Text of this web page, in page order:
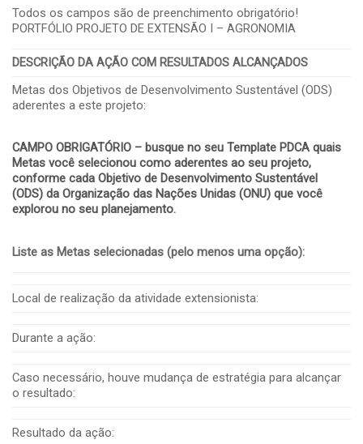
Todos os campos são de preenchimento obrigatório!
PORTFÓLIO PROJETO DE EXTENSÃO I – AGRONOMIA
DESCRIÇÃO DA AÇÃO COM RESULTADOS ALCANÇADOS
Metas dos Objetivos de Desenvolvimento Sustentável (ODS)
aderentes a este projeto:
CAMPO OBRIGATÓRIO – busque no seu Template PDCA quais
Metas você selecionou como aderentes ao seu projeto,
conforme cada Objetivo de Desenvolvimento Sustentável
(ODS) da Organização das Nações Unidas (ONU) que você
explorou no seu planejamento.
Liste as Metas selecionadas (pelo menos uma opção):
Local de realização da atividade extensionista:
Durante a ação:
Caso necessário, houve mudança de estratégia para alcançar
o resultado:
Resultado da ação: